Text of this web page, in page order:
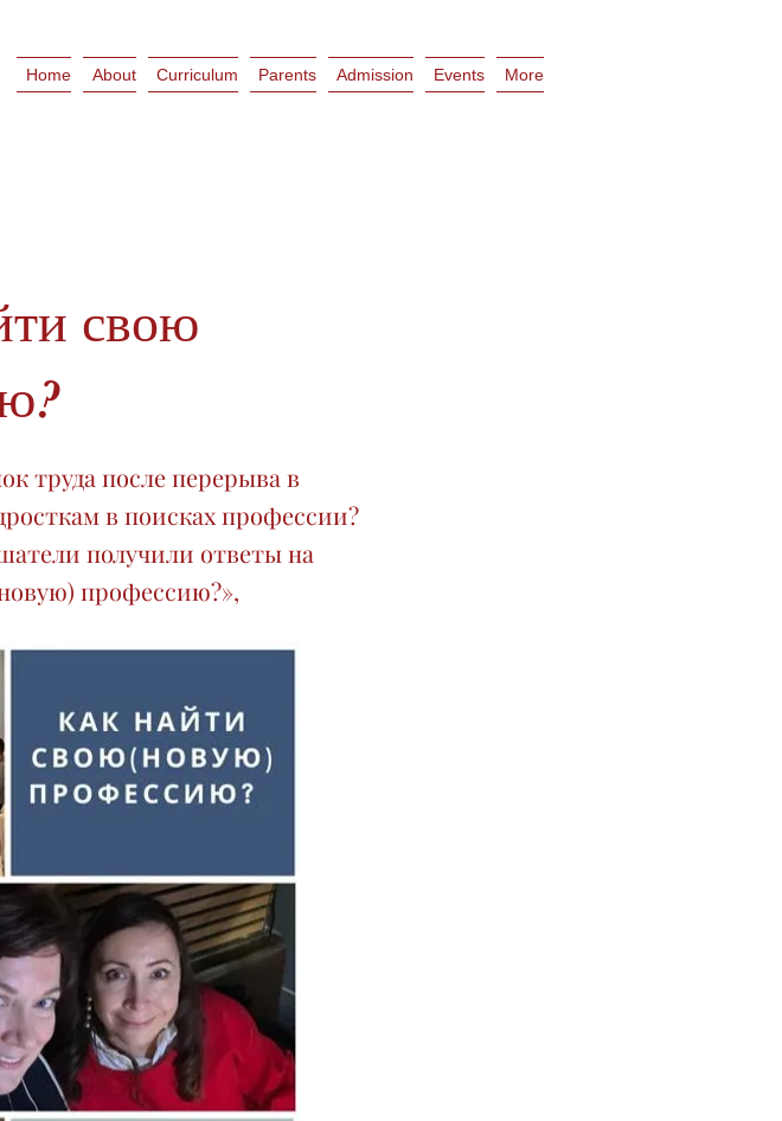
Home About Curriculum Parents Admission Events More
свою
труда после перерыва в
в поисках профессии?
получили ответы на
профессию?»,